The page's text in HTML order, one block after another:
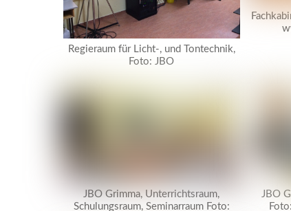
Regieraum für Licht-, und Tontechnik,
Foto: JBO
JBO Grimma, Unterrichtsraum,
Schulungsraum, Seminarraum Foto:
JBO